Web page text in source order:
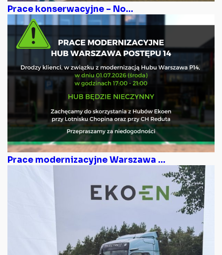
Prace konserwacyjne – No...
Prace modernizacyjne Warszawa ...